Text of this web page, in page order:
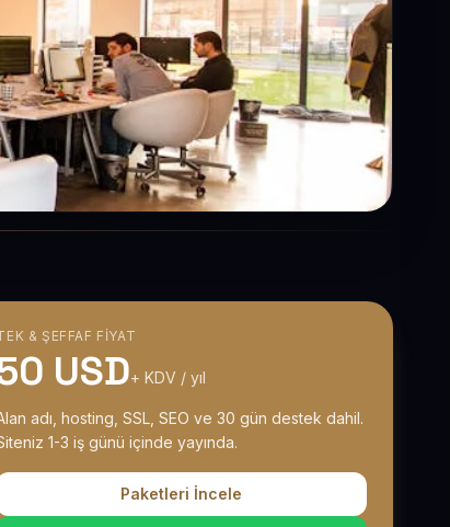
& ŞEFFAF FIYAT
USD+ KDV / yıl
adı, hosting, SSL, SEO ve 30 gün destek dahil.
1-3 iş günü içinde yayında.
Paketleri İncele